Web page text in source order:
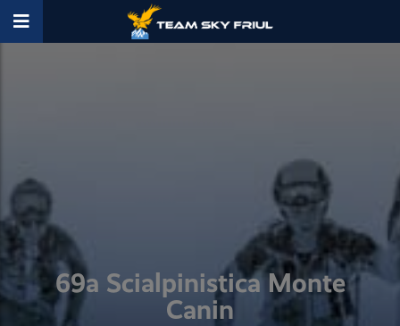
69a Scialpinistica Monte
Canin